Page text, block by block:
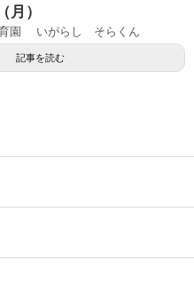
月）
育園 いがらし そらくん
記事を読む